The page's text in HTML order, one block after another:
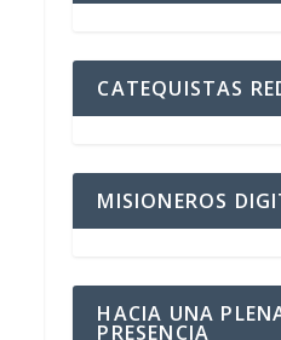
CATEQUISTAS
MISIONEROS
HACIA UNA
PRESENCIA